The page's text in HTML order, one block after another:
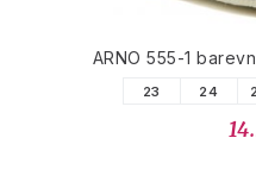
ARNO 555-1
23 24